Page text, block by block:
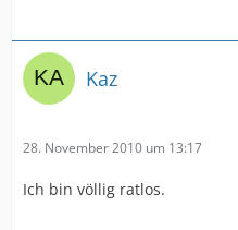
Kaz
28. November 2010 um 13:17
Ich bin völlig ratlos.